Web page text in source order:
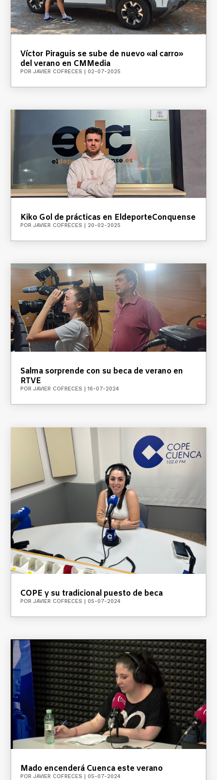
Víctor Piraguis se sube de nuevo «al carro»
del verano en CMMedia
PORJAVIER COFRECES | 02-07-2025
Kiko Gol de prácticas en EldeporteConquense
PORJAVIER COFRECES 20-02-2025
Salma sorprende con su beca de verano en
RTVE
PORJAVIER COFRECES |16-07-2024
COPE y su tradicional puesto de beca
PORJAVIER COFRECES | 05-07-2024
Mado encenderá Cuenca este verano
PORJAVIER COFRECES | 05-07-2024